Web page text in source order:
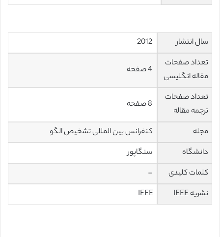
سال انتشار
تعداد صفحات
مقاله انگلیسی
تعداد صفحات
ترجمه مقاله
مجله
کنفرانس بین المللی تشخیص الگو
دانشگاه
سنگاپور
کلمات کلیدی
–
نشریه IEEE
IEEE